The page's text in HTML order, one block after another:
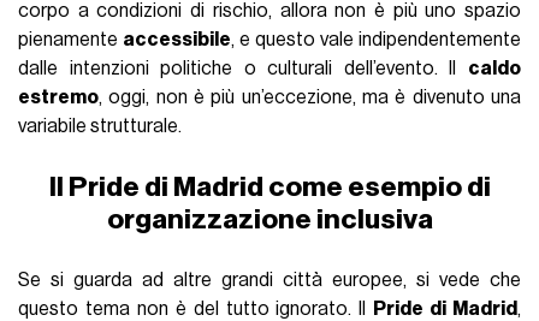
corpo a condizioni di rischio, allora non è più uno spazio
pienamente accessibile, e questo vale indipendentemente
dalle intenzioni politiche o culturali dell’evento. Il caldo
estremo, oggi, non è più un’eccezione, ma è divenuto una
variabile strutturale.
Il Pride di Madrid come esempio di
organizzazione inclusiva
Se si guarda ad altre grandi città europee, si vede che
questo tema non è del tutto ignorato. Il
Pride di Madrid ,